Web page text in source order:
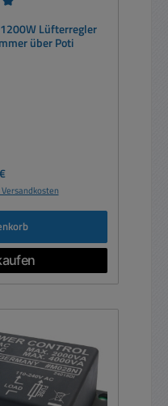
Lüfterregler
über Poti
Preis:
Versandkosten